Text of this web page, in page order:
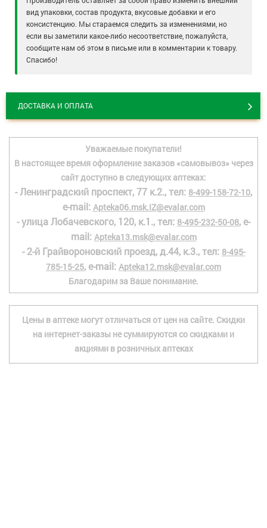
вид упаковки, состав продукта, вкусовые добавки и его
консистенцию. Мы стараемся следить за изменениями, но
если вы заметили какое-либо несоответствие, пожалуйста,
сообщите нам об этом в письме или в комментарии к товару.
Спасибо!
ДОСТАВКА И ОПЛАТА
Уважаемые покупатели!
В настоящее время оформление заказов «самовывоз» через
сайт доступно в следующих аптеках:
- Ленинградский проспект, 77 к.2., тел: 8-499-158-72-10,
e-mail: Apteka06.msk.IZ@evalar.com
- улица Лобачевского, 120, к.1., тел: 8-495-232-50-08, e-
mail: Apteka13.msk@evalar.com
- 2-й Грайвороновский проезд, д.44, к.3., тел: 8-495-
785-15-25, e-mail: Apteka12.msk@evalar.com
Благодарим за Ваше понимание.
Цены в аптеке могут отличаться от цен на сайте. Скидки
на интернет-заказы не суммируются со скидками и
акциями в розничных аптеках